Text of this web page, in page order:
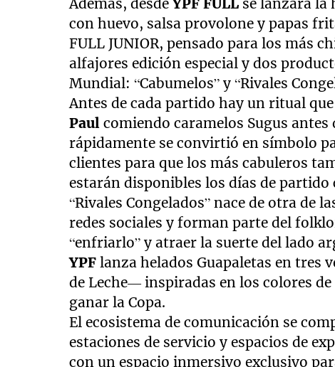
Además, desdeYPF FULL se lanzará la
con huevo, salsa provolone y papas
FULL JUNIOR, pensado para los más
alfajores edición especial y dos
Mundial: “Cabumelos” y “Rivales
Antes de cada partido hay un ritual
Paulcomiendo caramelos Sugus
rápidamente se convirtió en símbolo
clientes para que los más cabuleros
estarán disponibles los días de
“Rivales Congelados” nace de otra de
redes sociales y forman parte del
“enfriarlo” y atraer la suerte del lado
YPF lanza helados Guapaletas en tres
de Leche— inspiradas en los colores
ganar la Copa.
El ecosistema de comunicación se
estaciones de servicio y espacios de
con un espacio inmersivo exclusivo